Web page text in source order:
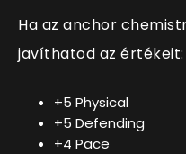
Ha az anchor
javíthatod az értékeit:
+5 Physical
+5 Defending
+4 Pace